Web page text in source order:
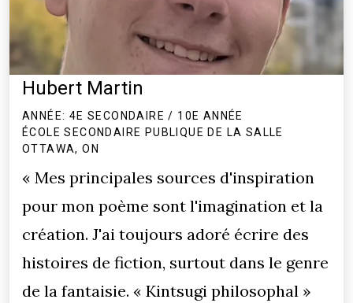
Hubert Martin
ANNÉE: 4E SECONDAIRE / 10E ANNÉE
ÉCOLE SECONDAIRE PUBLIQUE DE LA SALLE
OTTAWA, ON
« Mes principales sources d'inspiration
pour mon poème sont l'imagination et la
création. J'ai toujours adoré écrire des
histoires de fiction, surtout dans le genre
de la fantaisie. « Kintsugi philosophal »